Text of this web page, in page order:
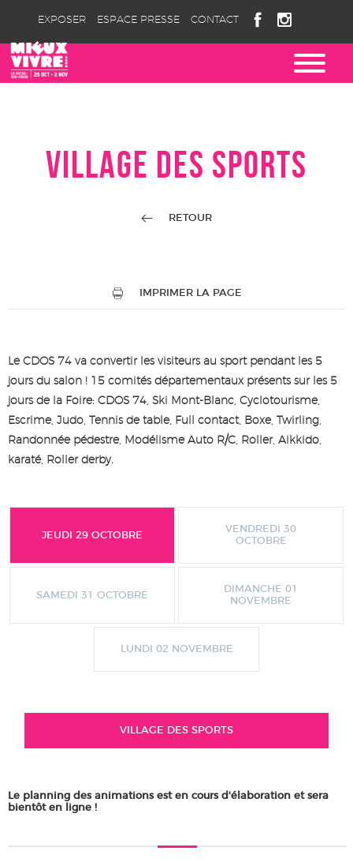
EXPOSER ESPACE PRESSE CONTACT
VILLAGE DES SPORTS
RETOUR
IMPRIMER LA PAGE
Le CDOS 74 va convertir les visiteurs au sport pendant les 5
jours du salon ! 15 comités départementaux présents sur les 5
jours de la Foire: CDOS 74, Ski Mont-Blanc, Cyclotourisme,
Escrime, Judo, Tennis de table, Full contact, Boxe, Twirling,
Randonnée pédestre, Modélisme Auto R/C, Roller, Aikkido,
karaté, Roller derby.
JEUDI 29 OCTOBRE
VENDREDI 30
OCTOBRE
SAMEDI 31 OCTOBRE
DIMANCHE 01
NOVEMBRE
LUNDI 02 NOVEMBRE
VILLAGE DES SPORTS
Le planning des animations est en cours d'élaboration et sera
bientôt en ligne !